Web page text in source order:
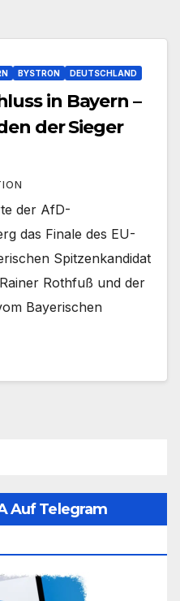
BYSTRON DEUTSCHLAND
in Bayern –
der Sieger
der AfD-
das Finale des EU-
Spitzenkandidat
Rothfuß und der
Bayerischen
Auf Telegram